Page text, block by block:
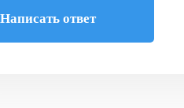
Написать ответ